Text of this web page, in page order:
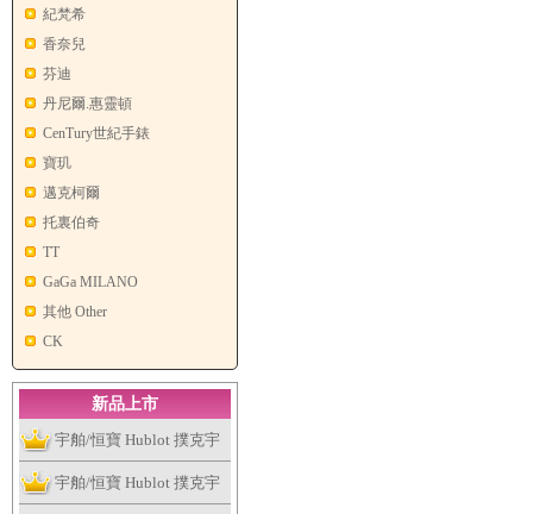
紀梵希
香奈兒
芬迪
丹尼爾.惠靈頓
CenTury世紀手錶
寶玑
邁克柯爾
托裏伯奇
TT
GaGa MILANO
其他 Other
CK
新品上市
宇舶/恒寶 Hublot 撲克宇
舶表全新個性撲克系列腕
宇舶/恒寶 Hublot 撲克宇